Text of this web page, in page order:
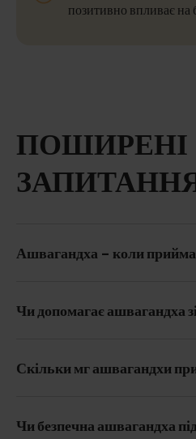
позитивно впливає на
ПОШИРЕНІ
Ашвагандха - коли
Чи допомагає ашвагандха
Скільки мг ашвагандхи
Чи безпечна ашвагандха